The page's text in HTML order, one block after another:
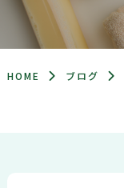
HOME ブログ